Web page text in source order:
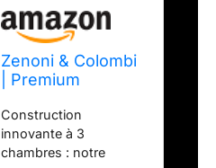
Zenoni & Colombi
| Premium
Plumes d’oie,
Oreiller
rectangulaire
Construction
innovante à 3
chambres : notre